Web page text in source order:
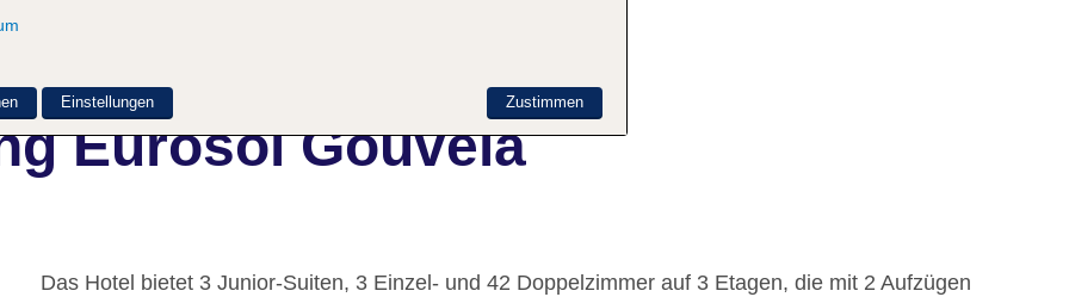
Eurosol Gouveia
Das Hotel bietet 3 Junior-Suiten, 3 Einzel- und 42 Doppelzimmer auf 3 Etagen, die mit 2 Aufzügen
Zustimmen
Einstellungen